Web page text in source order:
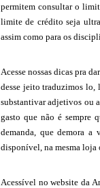
permitem consultar o
limite de crédito seja
assim como para os
Acesse nossas dicas pra
desse jeito traduzimos lo,
substantivar adjetivos ou
gasto que não é sempre
demanda, que demora a
disponível, na mesma loja
Acessível no website da